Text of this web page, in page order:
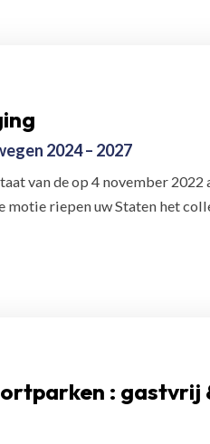
2024 – 2027
van de op 4 november 2022
riepen uw Staten het
: gastvrij